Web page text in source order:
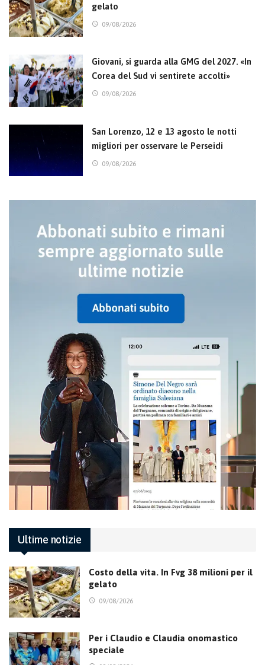
gelato
09/08/2026
Giovani, si guarda alla GMG del 2027. «In
Corea del Sud vi sentirete accolti»
09/08/2026
San Lorenzo, 12 e 13 agosto le notti
migliori per osservare le Perseidi
09/08/2026
Ultime notizie
Costo della vita. In Fvg 38 milioni per il
gelato
09/08/2026
Per i Claudio e Claudia onomastico
speciale